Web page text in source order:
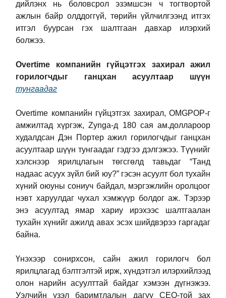
дийлэнх нь боловсрол эзэмшсэн ч тогтвортой
ажлын байр олддоггүй, төрийн үйлчилгээнд итгэх
итгэл буурсан гэх шалтгаан давхар илэрхий
болжээ.
Overtime компанийн гүйцэтгэх захирал ажил
горилогчдыг ганцхан асуултаар шүүн
тунгаадаг
Overtime компанийн гүйцэтгэх захирал, OMGPOP-г
амжилтад хүргэж, Zynga-д 180 сая ам.доллароор
худалдсан Дэн Портер ажил горилогчдыг ганцхан
асуултаар шүүн тунгаадаг гэдгээ дэлгэжээ. Түүнийг
хэлснээр ярилцлагын төгсгөлд тавьдаг “Танд
надаас асуух зүйл бий юу?” гэсэн асуулт бол тухайн
хүний оюуны сониуч байдал, мэргэжлийн оролцоог
нэвт харуулдаг чухал хэмжүүр болдог аж. Тэрээр
энэ асуултад ямар хариу ирэхээс шалтгаалан
тухайн хүнийг ажилд авах эсэх шийдвэрээ гаргадаг
байна.
Үнэхээр сонирхсон, сайн ажил горилогч бол
ярилцлагад бэлтгэлтэй ирж, хүндэтгэл илэрхийлээд
олон нарийн асуулттай байдаг хэмээн дүгнэжээ.
Уэлчийн үзэл баримтлалын дагуу CEO-той зах